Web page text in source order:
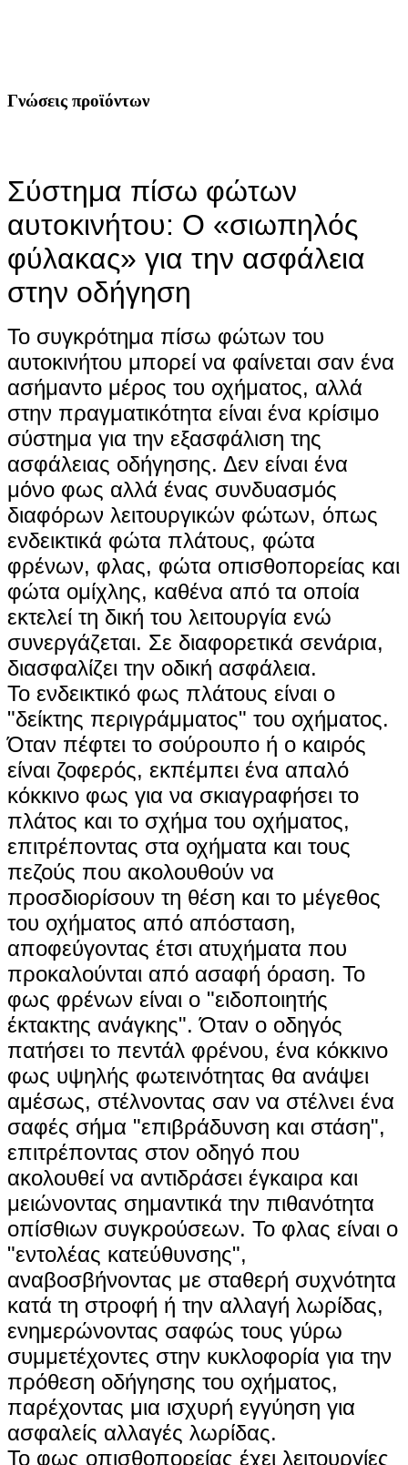
Γνώσεις προϊόντων
Σύστημα πίσω φώτων
αυτοκινήτου: Ο «σιωπηλός
φύλακας» για την ασφάλεια
στην οδήγηση
Το συγκρότημα πίσω φώτων του
αυτοκινήτου μπορεί να φαίνεται σαν ένα
ασήμαντο μέρος του οχήματος, αλλά
στην πραγματικότητα είναι ένα κρίσιμο
σύστημα για την εξασφάλιση της
ασφάλειας οδήγησης. Δεν είναι ένα
μόνο φως αλλά ένας συνδυασμός
διαφόρων λειτουργικών φώτων, όπως
ενδεικτικά φώτα πλάτους, φώτα
φρένων, φλας, φώτα οπισθοπορείας και
φώτα ομίχλης, καθένα από τα οποία
εκτελεί τη δική του λειτουργία ενώ
συνεργάζεται. Σε διαφορετικά σενάρια,
διασφαλίζει την οδική ασφάλεια.
Το ενδεικτικό φως πλάτους είναι ο
"δείκτης περιγράμματος" του οχήματος.
Όταν πέφτει το σούρουπο ή ο καιρός
είναι ζοφερός, εκπέμπει ένα απαλό
κόκκινο φως για να σκιαγραφήσει το
πλάτος και το σχήμα του οχήματος,
επιτρέποντας στα οχήματα και τους
πεζούς που ακολουθούν να
προσδιορίσουν τη θέση και το μέγεθος
του οχήματος από απόσταση,
αποφεύγοντας έτσι ατυχήματα που
προκαλούνται από ασαφή όραση. Το
φως φρένων είναι ο "ειδοποιητής
έκτακτης ανάγκης". Όταν ο οδηγός
πατήσει το πεντάλ φρένου, ένα κόκκινο
φως υψηλής φωτεινότητας θα ανάψει
αμέσως, στέλνοντας σαν να στέλνει ένα
σαφές σήμα "επιβράδυνση και στάση",
επιτρέποντας στον οδηγό που
ακολουθεί να αντιδράσει έγκαιρα και
μειώνοντας σημαντικά την πιθανότητα
οπίσθιων συγκρούσεων. Το φλας είναι ο
"εντολέας κατεύθυνσης",
αναβοσβήνοντας με σταθερή συχνότητα
κατά τη στροφή ή την αλλαγή λωρίδας,
ενημερώνοντας σαφώς τους γύρω
συμμετέχοντες στην κυκλοφορία για την
πρόθεση οδήγησης του οχήματος,
παρέχοντας μια ισχυρή εγγύηση για
ασφαλείς αλλαγές λωρίδας.
Το φως οπισθοπορείας έχει λειτουργίες